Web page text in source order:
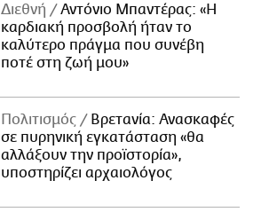
Διεθνή
Αντόνιο Μπαντέρας: «Η
καρδιακή προσβολή ήταν το
καλύτερο πράγμα που συνέβη
ποτέ στη ζωή μου»
Πολιτισμός
Βρετανία: Ανασκαφές
σε πυρηνική εγκατάσταση «θα
αλλάξουν την προϊστορία»,
υποστηρίζει αρχαιολόγος